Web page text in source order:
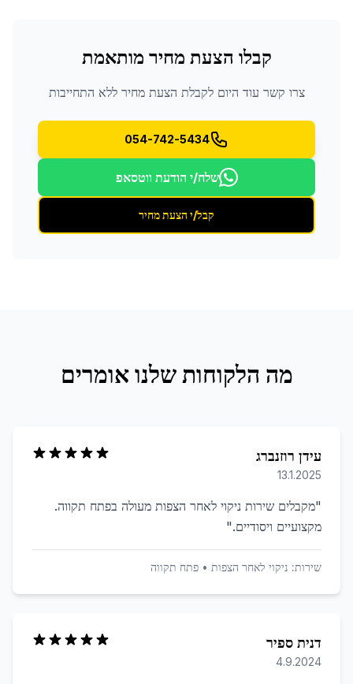
קבלו הצעת מחיר מותאמת
צרו קשר עוד היום לקבלת הצעת מחיר ללא התחייבות
054-742-5434
שלח/י הודעת ווטסאפ
קבל/י הצעת מחיר
מה הלקוחות שלנו אומרים
עידן רוזנברג
13.1.2025
"מקבלים שירות ניקוי לאחר הצפות מעולה בפתח תקווה.
מקצועיים ויסודיים."
שירות: ניקוי לאחר הצפות • פתח תקווה
דנית ספיר
4.9.2024